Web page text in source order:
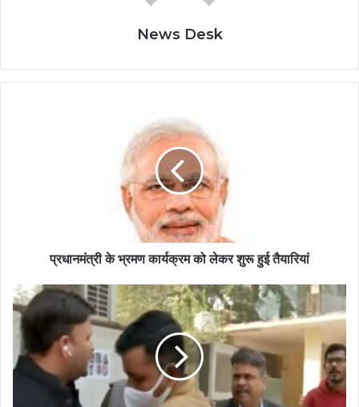
News Desk
प्रधानमंत्री के भ्रमण कार्यक्रम को लेकर शुरू हुई तैयारियां